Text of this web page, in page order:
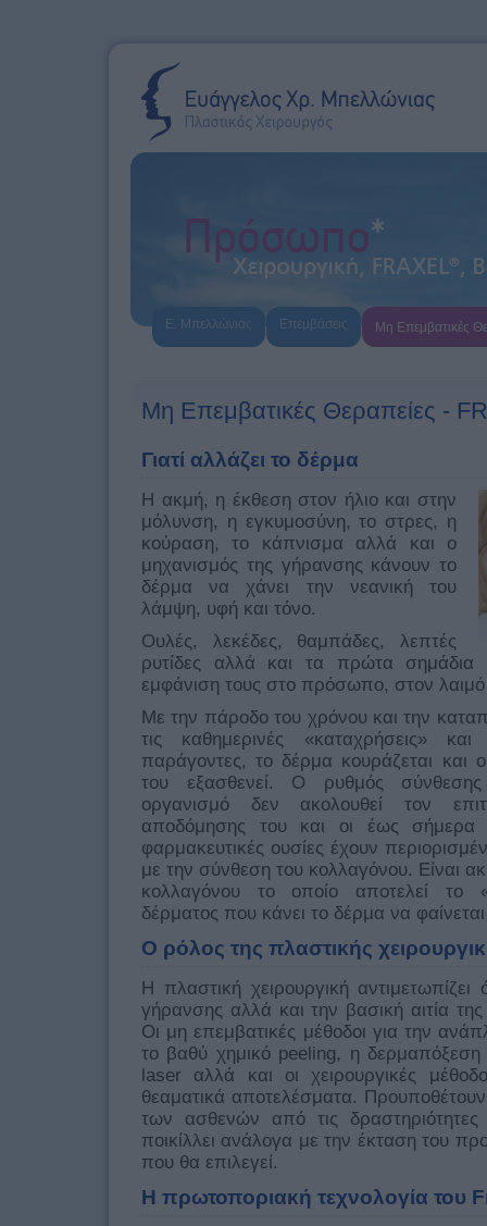
Ε. Μπελλώνιας Επεμβάσεις Μη Επεμβατικές
Μη Επεμβατικές Θεραπείες -
Γιατί αλλάζει το δέρμα
Η ακμή, η έκθεση στον ήλιο και στην
μόλυνση, η εγκυμοσύνη, το στρες, η
κούραση, το κάπνισμα αλλά και ο
μηχανισμός της γήρανσης κάνουν το
δέρμα να χάνει την νεανική του
λάμψη, υφή και τόνο.
Ουλές, λεκέδες, θαμπάδες, λεπτές
ρυτίδες αλλά και τα πρώτα
εμφάνιση τους στο πρόσωπο, στον λαιμό
Με την πάροδο του χρόνου και την
τις καθημερινές «καταχρήσεις» και
παράγοντες, το δέρμα κουράζεται και
του εξασθενεί. Ο ρυθμός
οργανισμό δεν ακολουθεί τον
αποδόμησης του και οι έως σήμερα
φαρμακευτικές ουσίες έχουν
με την σύνθεση του κολλαγόνου. Είναι
κολλαγόνου το οποίο αποτελεί το
δέρματος που κάνει το δέρμα να
Ο ρόλος της πλαστικής
Η πλαστική χειρουργική
γήρανσης αλλά και την βασική αιτία
Οι μη επεμβατικές μέθοδοι για την
τo βαθύ χημικό peeling, η
laser αλλά και οι χειρουργικές
θεαματικά αποτελέσματα.
των ασθενών από τις
ποικίλλει ανάλογα με την έκταση του
που θα επιλεγεί.
Η πρωτοποριακή τεχνολογία του